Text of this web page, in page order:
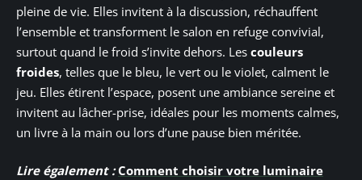
pleine de vie. Elles invitent à la discussion, réchauffent
l’ensemble et transforment le salon en refuge convivial,
surtout quand le froid s’invite dehors. Les couleurs
froides, telles que le bleu, le vert ou le violet, calment le
jeu. Elles étirent l’espace, posent une ambiance sereine et
invitent au lâcher-prise, idéales pour les moments calmes,
un livre à la main ou lors d’une pause bien méritée.
Lire également : Comment choisir votre luminaire